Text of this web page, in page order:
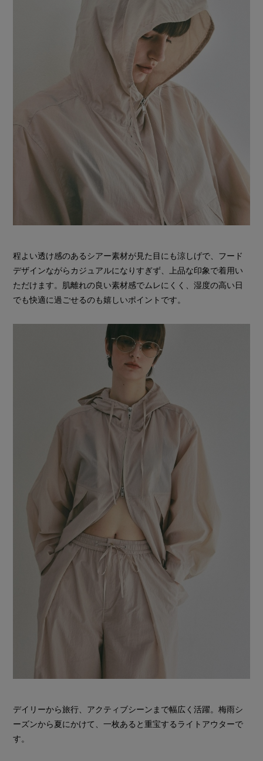
程よい透け感のあるシアー素材が見た目にも涼しげで、フード
デザインながらカジュアルになりすぎず、上品な印象で着用い
ただけます。肌離れの良い素材感でムレにくく、湿度の高い日
でも快適に過ごせるのも嬉しいポイントです。
デイリーから旅行、アクティブシーンまで幅広く活躍。梅雨シ
ーズンから夏にかけて、一枚あると重宝するライトアウターで
す。